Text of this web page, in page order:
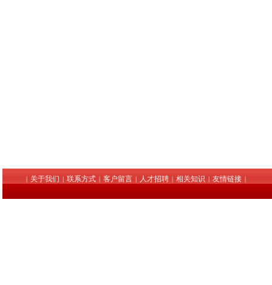
| 关于我们 | 联系方式 | 客户留言 | 人才招聘 | 相关知识 | 友情链接 |